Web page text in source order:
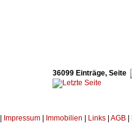
36099 Einträge, Seite
Impressum Immobilien Links AGB